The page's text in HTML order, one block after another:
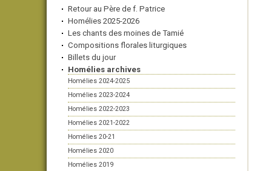
Retour au Père de f. Patrice
Homélies 2025-2026
Les chants des moines de Tamié
Compositions florales liturgiques
Billets du jour
Homélies archives
Homélies 2024-2025
Homélies 2023-2024
Homélies 2022-2023
Homélies 2021-2022
Homélies 20-21
Homélies 2020
Homélies 2019